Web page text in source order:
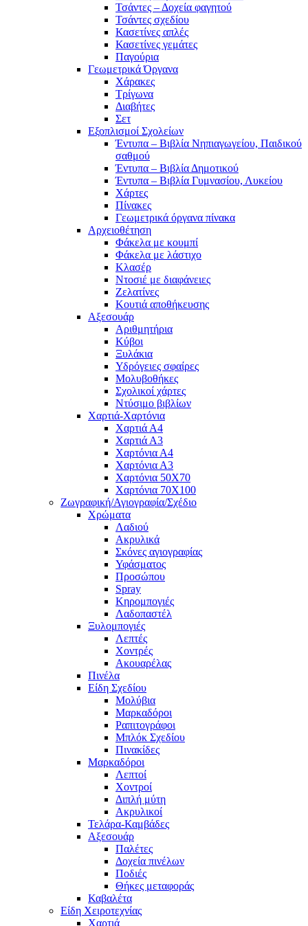
Τσάντες – Δοχεία φαγητού
Τσάντες σχεδίου
Κασετίνες απλές
Κασετίνες γεμάτες
Παγούρια
Γεωμετρικά Όργανα
Χάρακες
Τρίγωνα
Διαβήτες
Σετ
Εξοπλισμοί Σχολείων
Έντυπα – Βιβλία Νηπιαγωγείου, Παιδικού
σαθμού
Έντυπα – Βιβλία Δημοτικού
Έντυπα – Βιβλία Γυμνασίου, Λυκείου
Χάρτες
Πίνακες
Γεωμετρικά όργανα πίνακα
Αρχειοθέτηση
Φάκελα με κουμπί
Φάκελα με λάστιχο
Κλασέρ
Ντοσιέ με διαφάνειες
Ζελατίνες
Κουτιά αποθήκευσης
Αξεσουάρ
Αριθμητήρια
Κύβοι
Ξυλάκια
Υδρόγειες σφαίρες
Μολυβοθήκες
Σχολικοί χάρτες
Ντύσιμο βιβλίων
Χαρτιά-Χαρτόνια
Χαρτιά Α4
Χαρτιά Α3
Χαρτόνια Α4
Χαρτόνια Α3
Χαρτόνια 50Χ70
Χαρτόνια 70Χ100
Ζωγραφική/Αγιογραφία/Σχέδιο
Χρώματα
Λαδιού
Ακρυλικά
Σκόνες αγιογραφίας
Υφάσματος
Προσώπου
Spray
Κηρομπογιές
Λαδοπαστέλ
Ξυλομπογιές
Λεπτές
Χοντρές
Ακουαρέλας
Πινέλα
Είδη Σχεδίου
Μολύβια
Μαρκαδόροι
Ραπιτογράφοι
Μπλόκ Σχεδίου
Πινακίδες
Μαρκαδόροι
Λεπτοί
Χοντροί
Διπλή μύτη
Ακρυλικοί
Τελάρα-Καμβάδες
Αξεσουάρ
Παλέτες
Δοχεία πινέλων
Ποδιές
Θήκες μεταφοράς
Καβαλέτα
Είδη Χειροτεχνίας
Χαρτιά